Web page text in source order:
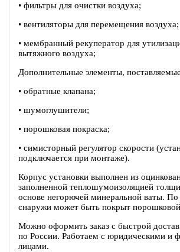
• фильтры для очистки воздуха;
• вентиляторы для перемещения воздуха;
• мембранный рекуператор для
вытяжного воздуха;
Дополнительные элементы,
• обратные клапана;
• шумоглушители;
• порошковая покраска;
• симисторный регулятор скорости
подключается при монтаже).
Корпус установки выполнен из
заполненной теплошумоизоляцией
основе негорючей минеральной ваты. По
снаружи может быть покрыт порошковой
Можно оформить заказ с быстрой
по России. Работаем с юридическими и
лицами.